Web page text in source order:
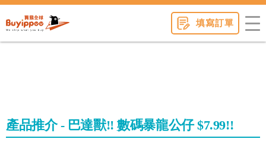
填寫訂單
產品推介 - 巴達獸!! 數碼暴龍公仔 $7.99!!